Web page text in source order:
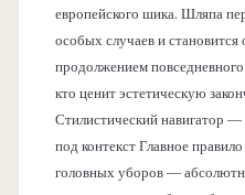
европейского шика. Шляпа
особых случаев и
продолжением
кто ценит эстетическую
Стилистический навигатор
под контекст Главное
головных уборов —